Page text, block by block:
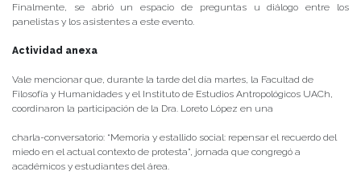
Finalmente, se abrió un espacio de preguntas u diálogo entre los
panelistas y los asistentes a este evento.
Actividad anexa
Vale mencionar que, durante la tarde del día martes, la Facultad de
Filosofía y Humanidades y el Instituto de Estudios Antropológicos UACh,
coordinaron la participación de la Dra. Loreto López en una
charla-conversatorio: “Memoria y estallido social: repensar el recuerdo del
miedo en el actual contexto de protesta”, jornada que congregó a
académicos y estudiantes del área.